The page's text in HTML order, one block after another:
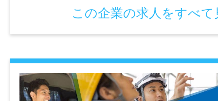
必須：普通自動車運転免許（AT限定可）
就業時間
休憩時間
この企業の求人をすべて